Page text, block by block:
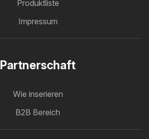
Produktliste
Impressum
Partnerschaft
Wie inserieren
B2B Bereich